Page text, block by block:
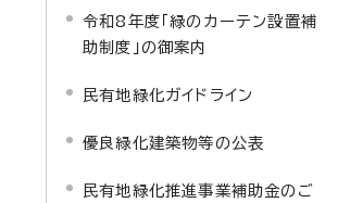
令和8年度「緑のカーテン設置補
助制度」の御案内
民有地緑化ガイドライン
優良緑化建築物等の公表
民有地緑化推進事業補助金のご